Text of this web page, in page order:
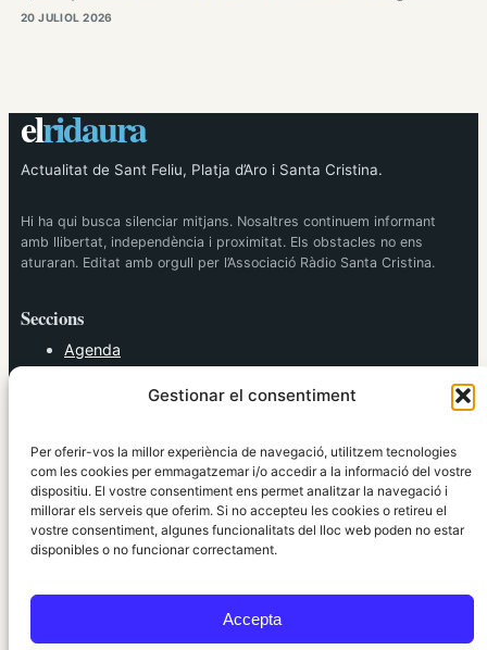
Gestionar el consentiment
Per oferir-vos la millor experiència de navegació, utilitzem tecnologies
com les cookies per emmagatzemar i/o accedir a la informació del vostre
dispositiu. El vostre consentiment ens permet analitzar la navegació i
millorar els serveis que oferim. Si no accepteu les cookies o retireu el
vostre consentiment, algunes funcionalitats del lloc web poden no estar
disponibles o no funcionar correctament.
Accepta
20 JULIOL 2026
elridaura
Actualitat de Sant Feliu, Platja d’Aro i Santa Cristina.
Hi ha qui busca silenciar mitjans. Nosaltres continuem informant
amb llibertat, independència i proximitat. Els obstacles no ens
aturaran. Editat amb orgull per l’Associació Ràdio Santa Cristina.
Seccions
Agenda
Política
Societat
Tendències
elRidaura.com